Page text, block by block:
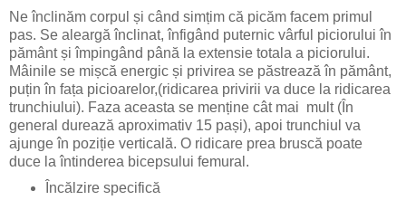
Ne înclinăm corpul și când simțim că picăm facem primul
pas. Se aleargă înclinat, înfigând puternic vârful piciorului în
pământ și împingând până la extensie totala a piciorului.
Mâinile se mișcă energic și privirea se păstrează în pământ,
puțin în fața picioarelor,(ridicarea privirii va duce la ridicarea
trunchiului). Faza aceasta se menține cât mai mult (În
general durează aproximativ 15 pași), apoi trunchiul va
ajunge în poziție verticală. O ridicare prea bruscă poate
duce la întinderea bicepsului femural.
Încălzire specifică